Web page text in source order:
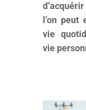
l’on
vie
vie